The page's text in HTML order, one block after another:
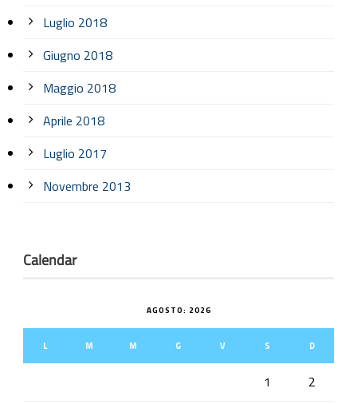
Luglio 2018
Giugno 2018
Maggio 2018
Aprile 2018
Luglio 2017
Novembre 2013
Calendar
AGOSTO: 2026
L M M G V S D
1
2